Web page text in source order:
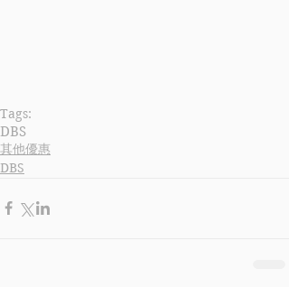
Tags:
DBS
其他優惠
DBS